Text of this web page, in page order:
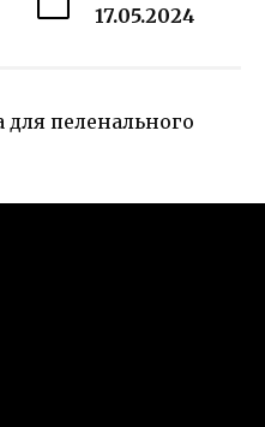
17.05.2024